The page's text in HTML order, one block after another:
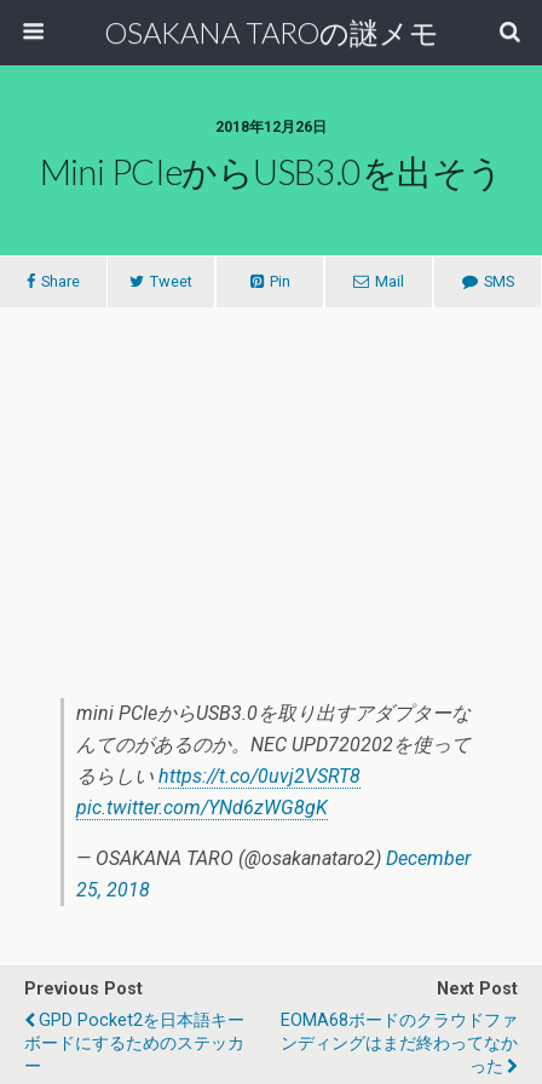
OSAKANA TAROの謎メモ
2018年12月26日
Mini PCIeからUSB3.0を出そう
Share Tweet Pin Mail SMS
mini PCIeからUSB3.0を取り出すアダプターな
んてのがあるのか。NEC UPD720202を使って
るらしい https://t.co/0uvj2VSRT8
pic.twitter.com/YNd6zWG8gK
— OSAKANA TARO (@osakanataro2) December
25, 2018
Previous Post
GPD Pocket2を日本語キー
ボードにするためのステッカ
ー
Next Post
EOMA68ボードのクラウドファ
ンディングはまだ終わってなか
った